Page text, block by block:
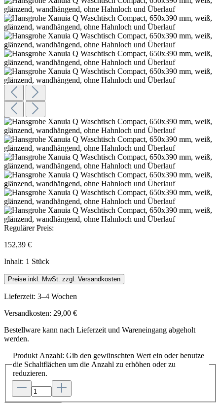
Regulärer Preis:
152,39 €
Inhalt: 1 Stück
Preise inkl. MwSt. zzgl. Versandkosten
Lieferzeit: 3–4 Wochen
Versandkosten: 29,00 €
Bestellware kann nach Lieferzeit und Wareneingang abgeholt
werden.
Produkt Anzahl: Gib den gewünschten Wert ein oder benutze
die Schaltflächen um die Anzahl zu erhöhen oder zu
reduzieren.